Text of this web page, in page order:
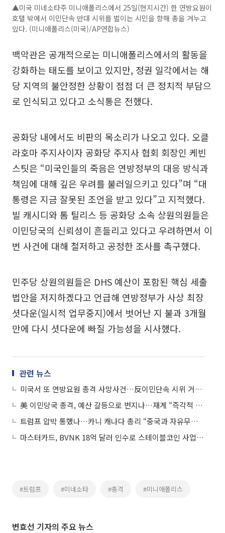
▲미국 미네소타주 미니애폴리스에서 25일(현지시간) 한 연방요원이
호텔 밖에서 이민단속 반대 시위를 벌이는 시민을 향해 총을 겨누고
있다. (미니애폴리스(미국)/AP연합뉴스)
백악관은 공개적으로는 미니애폴리스에서의 활동을
강화하는 태도를 보이고 있지만, 정권 일각에서는 해
당 지역의 불안정한 상황이 점점 더 큰 정치적 부담으
로 인식되고 있다고 소식통은 전했다.
공화당 내에서도 비판의 목소리가 나오고 있다. 오클
라호마 주지사이자 공화당 주지사 협회 회장인 케빈
스팃은 “미국인들의 죽음은 연방정부의 대응 방식과
책임에 대해 깊은 우려를 불러일으키고 있다”며 “대
통령은 지금 잘못된 조언을 받고 있다”고 지적했다.
빌 캐시디와 톰 틸리스 등 공화당 소속 상원의원들은
이민당국의 신뢰성이 흔들리고 있다고 우려하면서 이
번 사건에 대해 철저하고 공정한 조사를 촉구했다.
민주당 상원의원들은 DHS 예산이 포함된 핵심 세출
법안을 저지하겠다고 언급해 연방정부가 사상 최장
셧다운(일시적 업무중지)에서 벗어난 지 불과 3개월
만에 다시 셧다운에 빠질 가능성을 시사했다.
관련 뉴스
미국서 또 연방요원 총격 사망사건…反이민단속 시위 거세질 듯
美 이민당국 총격, 예산 갈등으로 번지나…재계 “즉각적 긴장 완화” 촉구
트럼프 압박 통했나…카니 캐나다 총리 “중국과 자유무역협정 체결할 의도 아냐”
마스터카드, BVNK 18억 달러 인수로 스테이블코인 사업 본격 확장
#트럼프 #미네소타 #총격 #미니애폴리스
변효선 기자의 주요 뉴스